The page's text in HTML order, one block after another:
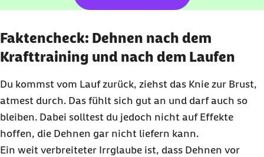
Faktencheck: Dehnen nach dem
Krafttraining und nach dem Laufen
Du kommst vom Lauf zurück, ziehst das Knie zur Brust,
atmest durch. Das fühlt sich gut an und darf auch so
bleiben. Dabei solltest du jedoch nicht auf Effekte
hoffen, die Dehnen gar nicht liefern kann.
Ein weit verbreiteter Irrglaube ist, dass Dehnen vor